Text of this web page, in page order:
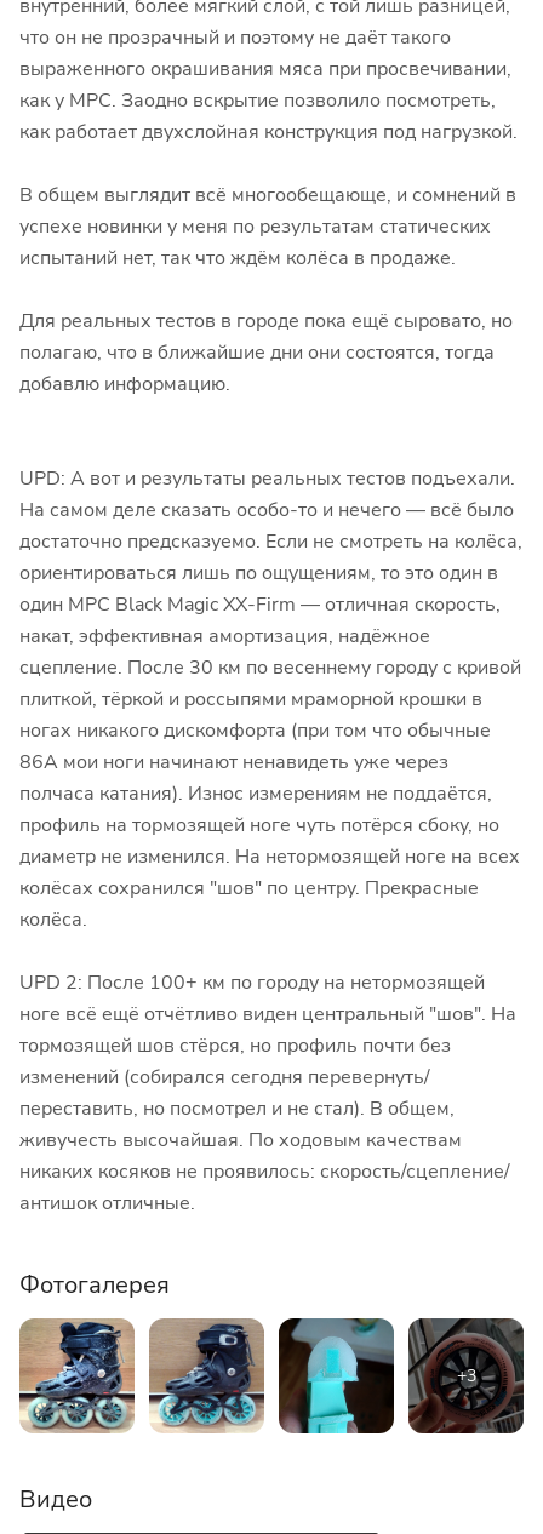
внутренний, более мягкий слой, с той лишь разницей,
что он не прозрачный и поэтому не даёт такого
выраженного окрашивания мяса при просвечивании,
как у MPC. Заодно вскрытие позволило посмотреть,
как работает двухслойная конструкция под нагрузкой.
В общем выглядит всё многообещающе, и сомнений в
успехе новинки у меня по результатам статических
испытаний нет, так что ждём колёса в продаже.
Для реальных тестов в городе пока ещё сыровато, но
полагаю, что в ближайшие дни они состоятся, тогда
добавлю информацию.
UPD: А вот и результаты реальных тестов подъехали.
На самом деле сказать особо-то и нечего — всё было
достаточно предсказуемо. Если не смотреть на колёса,
ориентироваться лишь по ощущениям, то это один в
один MPC Black Magic XX-Firm — отличная скорость,
накат, эффективная амортизация, надёжное
сцепление. После 30 км по весеннему городу с кривой
плиткой, тёркой и россыпями мраморной крошки в
ногах никакого дискомфорта (при том что обычные
86А мои ноги начинают ненавидеть уже через
полчаса катания). Износ измерениям не поддаётся,
профиль на тормозящей ноге чуть потёрся сбоку, но
диаметр не изменился. На нетормозящей ноге на всех
колёсах сохранился "шов" по центру. Прекрасные
колёса.
UPD 2: После 100+ км по городу на нетормозящей
ноге всё ещё отчётливо виден центральный "шов". На
тормозящей шов стёрся, но профиль почти без
изменений (собирался сегодня перевернуть/
переставить, но посмотрел и не стал). В общем,
живучесть высочайшая. По ходовым качествам
никаких косяков не проявилось: скорость/сцепление/
антишок отличные.
Фотогалерея
Видео